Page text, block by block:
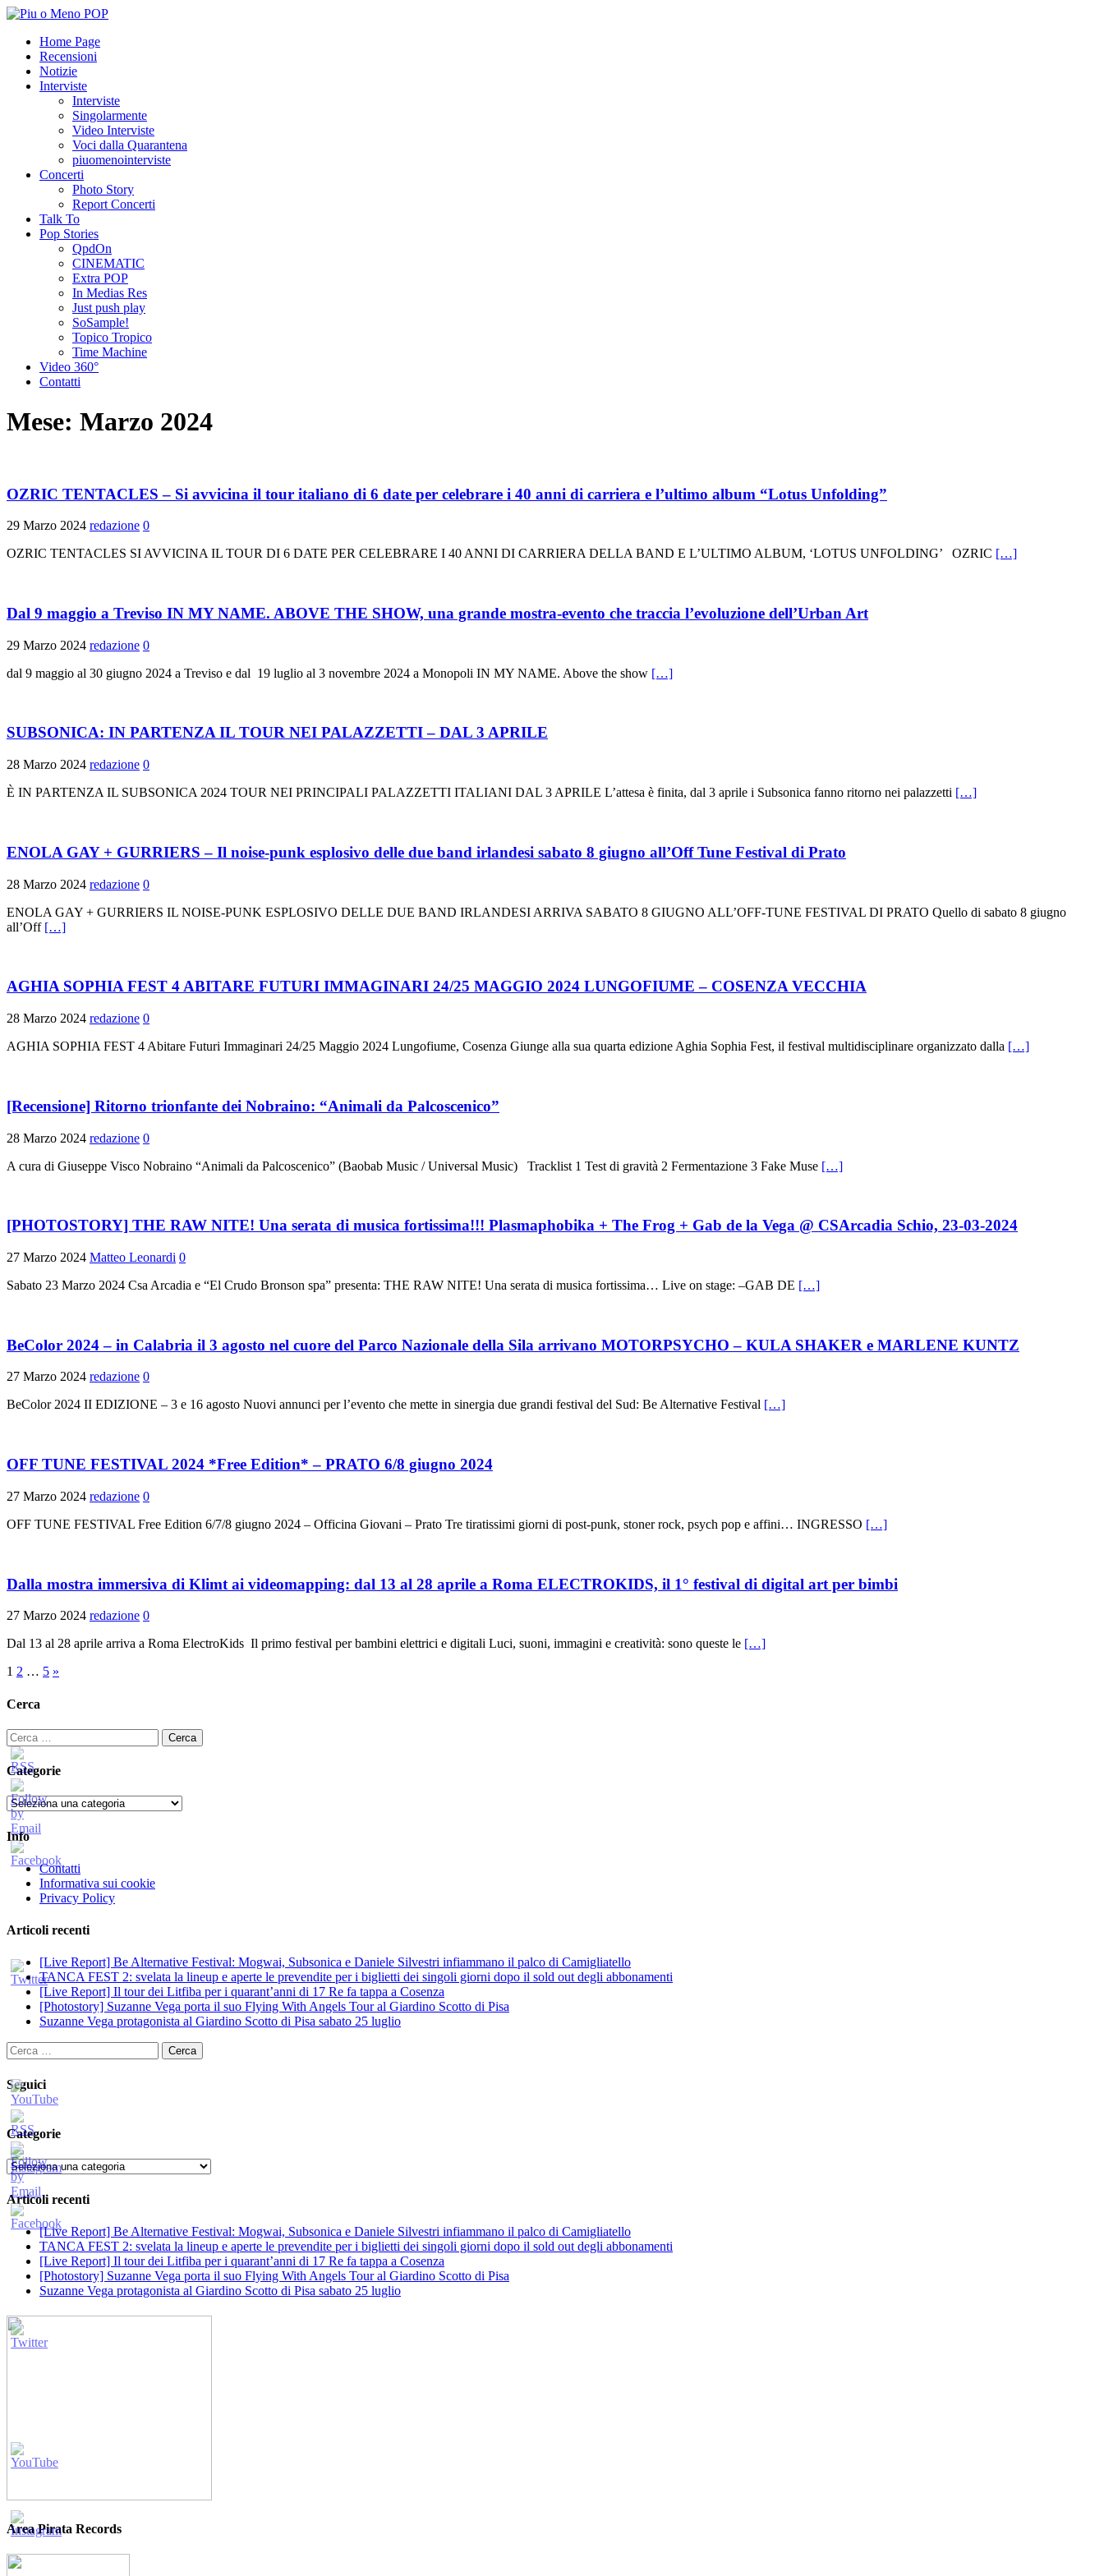
Home Page
Recensioni
Notizie
Interviste
Interviste
Singolarmente
Video Interviste
Voci dalla Quarantena
piuomenointerviste
Concerti
Photo Story
Report Concerti
Talk To
Pop Stories
QpdOn
CINEMATIC
Extra POP
In Medias Res
Just push play
SoSample!
Topico Tropico
Time Machine
Video 360°
Contatti
Mese: Marzo 2024
OZRIC TENTACLES – Si avvicina il tour italiano di 6 date per celebrare i 40 anni di carriera e l’ultimo album “Lotus Unfolding”
29 Marzo 2024 redazione 0
OZRIC TENTACLES SI AVVICINA IL TOUR DI 6 DATE PER CELEBRARE I 40 ANNI DI CARRIERA DELLA BAND E L’ULTIMO ALBUM, ‘LOTUS UNFOLDING’ OZRIC […]
Dal 9 maggio a Treviso IN MY NAME. ABOVE THE SHOW, una grande mostra-evento che traccia l’evoluzione dell’Urban Art
29 Marzo 2024 redazione 0
dal 9 maggio al 30 giugno 2024 a Treviso e dal 19 luglio al 3 novembre 2024 a Monopoli IN MY NAME. Above the show […]
SUBSONICA: IN PARTENZA IL TOUR NEI PALAZZETTI – DAL 3 APRILE
28 Marzo 2024 redazione 0
È IN PARTENZA IL SUBSONICA 2024 TOUR NEI PRINCIPALI PALAZZETTI ITALIANI DAL 3 APRILE L’attesa è finita, dal 3 aprile i Subsonica fanno ritorno nei palazzetti […]
ENOLA GAY + GURRIERS – Il noise-punk esplosivo delle due band irlandesi sabato 8 giugno all’Off Tune Festival di Prato
28 Marzo 2024 redazione 0
ENOLA GAY + GURRIERS IL NOISE-PUNK ESPLOSIVO DELLE DUE BAND IRLANDESI ARRIVA SABATO 8 GIUGNO ALL’OFF-TUNE FESTIVAL DI PRATO Quello di sabato 8 giugno
all’Off […]
AGHIA SOPHIA FEST 4 ABITARE FUTURI IMMAGINARI 24/25 MAGGIO 2024 LUNGOFIUME – COSENZA VECCHIA
28 Marzo 2024 redazione 0
AGHIA SOPHIA FEST 4 Abitare Futuri Immaginari 24/25 Maggio 2024 Lungofiume, Cosenza Giunge alla sua quarta edizione Aghia Sophia Fest, il festival multidisciplinare organizzato dalla […]
[Recensione] Ritorno trionfante dei Nobraino: “Animali da Palcoscenico”
28 Marzo 2024 redazione 0
A cura di Giuseppe Visco Nobraino “Animali da Palcoscenico” (Baobab Music / Universal Music) Tracklist 1 Test di gravità 2 Fermentazione 3 Fake Muse […]
[PHOTOSTORY] THE RAW NITE! Una serata di musica fortissima!!! Plasmaphobika + The Frog + Gab de la Vega @ CSArcadia Schio, 23-03-2024
27 Marzo 2024 Matteo Leonardi 0
Sabato 23 Marzo 2024 Csa Arcadia e “El Crudo Bronson spa” presenta: THE RAW NITE! Una serata di musica fortissima… Live on stage: –GAB DE […]
BeColor 2024 – in Calabria il 3 agosto nel cuore del Parco Nazionale della Sila arrivano MOTORPSYCHO – KULA SHAKER e MARLENE KUNTZ
27 Marzo 2024 redazione 0
BeColor 2024 II EDIZIONE – 3 e 16 agosto Nuovi annunci per l’evento che mette in sinergia due grandi festival del Sud: Be Alternative Festival […]
OFF TUNE FESTIVAL 2024 *Free Edition* – PRATO 6/8 giugno 2024
27 Marzo 2024 redazione 0
OFF TUNE FESTIVAL Free Edition 6/7/8 giugno 2024 – Officina Giovani – Prato Tre tiratissimi giorni di post-punk, stoner rock, psych pop e affini… INGRESSO […]
Dalla mostra immersiva di Klimt ai videomapping: dal 13 al 28 aprile a Roma ELECTROKIDS, il 1° festival di digital art per bimbi
27 Marzo 2024 redazione 0
Dal 13 al 28 aprile arriva a Roma ElectroKids Il primo festival per bambini elettrici e digitali Luci, suoni, immagini e creatività: sono queste le […]
Paginazione
degli
1 2 … 5 »
Cerca
Ricerca
per:
Categorie
Categorie
Info
Contatti
Informativa sui cookie
Privacy Policy
Articoli recenti
[Live Report] Be Alternative Festival: Mogwai, Subsonica e Daniele Silvestri infiammano il palco di Camigliatello
TANCA FEST 2: svelata la lineup e aperte le prevendite per i biglietti dei singoli giorni dopo il sold out degli abbonamenti
[Live Report] Il tour dei Litfiba per i quarant’anni di 17 Re fa tappa a Cosenza
[Photostory] Suzanne Vega porta il suo Flying With Angels Tour al Giardino Scotto di Pisa
Suzanne Vega protagonista al Giardino Scotto di Pisa sabato 25 luglio
Ricerca
per:
Seguici
Categorie
Categorie
Articoli recenti
[Live Report] Be Alternative Festival: Mogwai, Subsonica e Daniele Silvestri infiammano il palco di Camigliatello
TANCA FEST 2: svelata la lineup e aperte le prevendite per i biglietti dei singoli giorni dopo il sold out degli abbonamenti
[Live Report] Il tour dei Litfiba per i quarant’anni di 17 Re fa tappa a Cosenza
[Photostory] Suzanne Vega porta il suo Flying With Angels Tour al Giardino Scotto di Pisa
Suzanne Vega protagonista al Giardino Scotto di Pisa sabato 25 luglio
Area Pirata Records